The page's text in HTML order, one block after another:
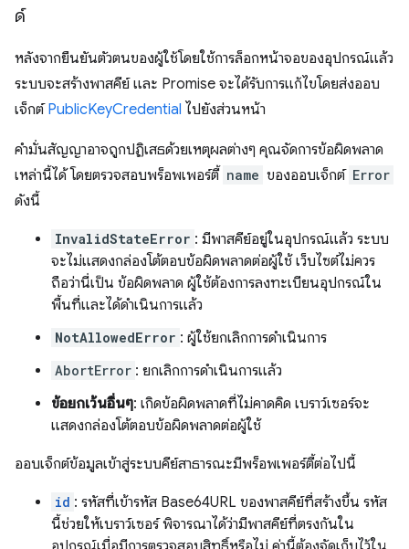
ด์
หลังจากยืนยันตัวตนของผู้ใช้โดยใช้การล็อกหน้าจอของอุปกรณ์แล้ว
ระบบจะสร้างพาสคีย์ และ Promise จะได้รับการแก้ไขโดยส่งออบ
เจ็กต์PublicKeyCredential ไปยังส่วนหน้า
คำมั่นสัญญาอาจถูกปฏิเสธด้วยเหตุผลต่างๆ คุณจัดการข้อผิดพลาด
เหล่านี้ได้ โดยตรวจสอบพร็อพเพอร์ตี้ name ของออบเจ็กต์ Error
ดังนี้
InvalidStateError : มีพาสคีย์อยู่ในอุปกรณ์แล้ว ระบบ
จะไม่แสดงกล่องโต้ตอบข้อผิดพลาดต่อผู้ใช้ เว็บไซต์ไม่ควร
ถือว่านี่เป็น ข้อผิดพลาด ผู้ใช้ต้องการลงทะเบียนอุปกรณ์ใน
พื้นที่และได้ดำเนินการแล้ว
NotAllowedError : ผู้ใช้ยกเลิกการดำเนินการ
AbortError : ยกเลิกการดำเนินการแล้ว
ข้อยกเว้นอื่นๆ: เกิดข้อผิดพลาดที่ไม่คาดคิด เบราว์เซอร์จะ
แสดงกล่องโต้ตอบข้อผิดพลาดต่อผู้ใช้
ออบเจ็กต์ข้อมูลเข้าสู่ระบบคีย์สาธารณะมีพร็อพเพอร์ตี้ต่อไปนี้
id : รหัสที่เข้ารหัส Base64URL ของพาสคีย์ที่สร้างขึ้น รหัส
นี้ช่วยให้เบราว์เซอร์ พิจารณาได้ว่ามีพาสคีย์ที่ตรงกันใน